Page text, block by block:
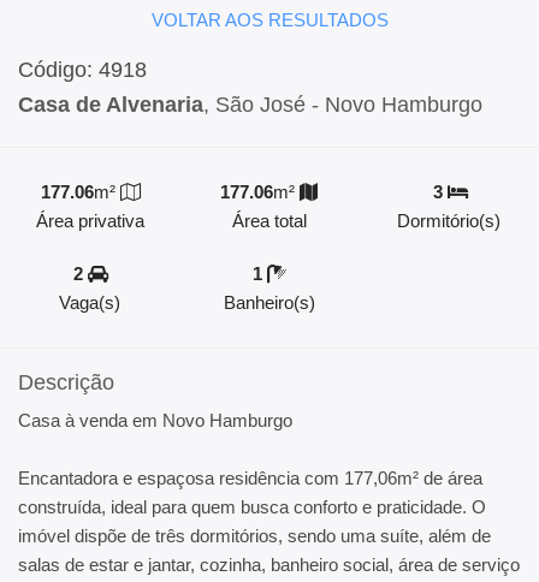
VOLTAR AOS RESULTADOS
Código: 4918
Casa de Alvenaria, São José - Novo Hamburgo
177.06m²
Área privativa
177.06m²
Área total
3
Dormitório(s)
2
Vaga(s)
1
Banheiro(s)
Descrição
Casa à venda em Novo Hamburgo
Encantadora e espaçosa residência com 177,06m² de área
construída, ideal para quem busca conforto e praticidade. O
imóvel dispõe de três dormitórios, sendo uma suíte, além de
salas de estar e jantar, cozinha, banheiro social, área de serviço